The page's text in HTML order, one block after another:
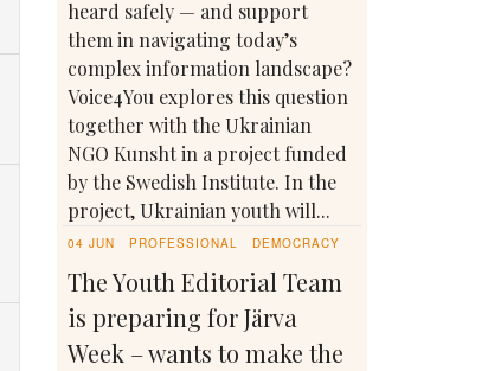
heard safely — and support
them in navigating today’s
complex information landscape?
Voice4You explores this question
together with the Ukrainian
NGO Kunsht in a project funded
by the Swedish Institute. In the
project, Ukrainian youth will...
04 JUN PROFESSIONAL DEMOCRACY
The Youth Editorial Team
is preparing for Järva
Week – wants to make the